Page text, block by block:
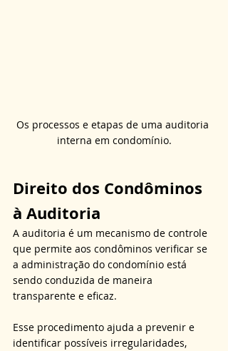
Os processos e etapas de uma auditoria
interna em condomínio.
Direito dos Condôminos
à Auditoria
A auditoria é um mecanismo de controle
que permite aos condôminos verificar se
a administração do condomínio está
sendo conduzida de maneira
transparente e eficaz.
Esse procedimento ajuda a prevenir e
identificar possíveis irregularidades,